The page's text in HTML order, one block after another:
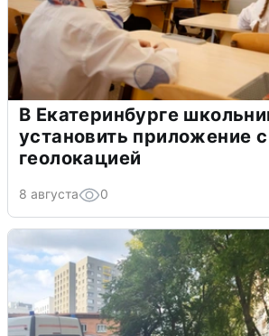
В Екатеринбурге
установить приложение с
геолокацией
8 августа 0